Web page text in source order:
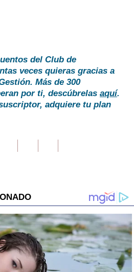
del Club de
veces quieras gracias a
Más de 300
por ti, descúbrelas aquí.
adquiere tu plan